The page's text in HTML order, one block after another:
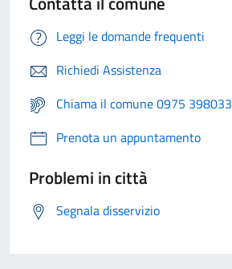
Leggi le domande frequenti
Richiedi Assistenza
Chiama il comune 0975 398033
Prenota un appuntamento
Problemi in città
Segnala disservizio